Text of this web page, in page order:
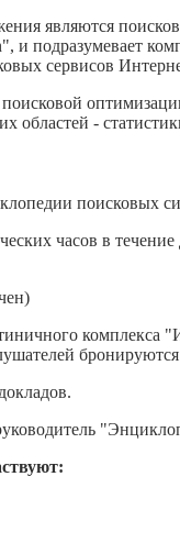
являются
и подразумевает
сервисов
областей -
поисковых
часов в
комплекса